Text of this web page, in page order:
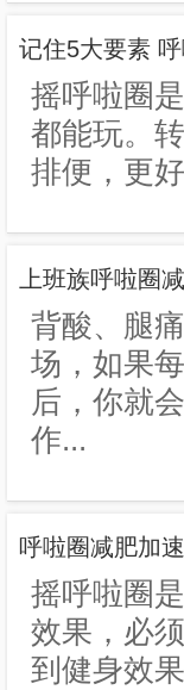
记住5大要素
摇呼啦圈
都能玩。
排便，更
上班族呼啦圈
背酸、腿
场，如果
后，你就
作...
呼啦圈减肥加
摇呼啦圈
效果，必
到健身效